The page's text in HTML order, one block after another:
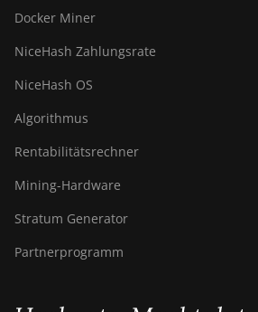
Docker Miner
NiceHash Zahlungsrate
NiceHash OS
Algorithmus
Rentabilitätsrechner
Mining-Hardware
Stratum Generator
Partnerprogramm